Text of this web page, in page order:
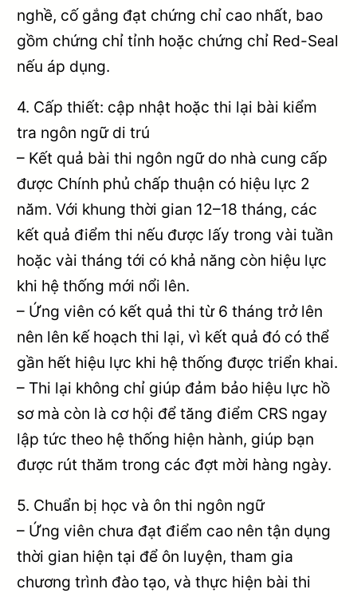
nghề, cố gắng đạt chứng chỉ cao nhất, bao
gồm chứng chỉ tỉnh hoặc chứng chỉ Red-Seal
nếu áp dụng.
4. Cấp thiết: cập nhật hoặc thi lại bài kiểm
tra ngôn ngữ di trú
– Kết quả bài thi ngôn ngữ do nhà cung cấp
được Chính phủ chấp thuận có hiệu lực 2
năm. Với khung thời gian 12–18 tháng, các
kết quả điểm thi nếu được lấy trong vài tuần
hoặc vài tháng tới có khả năng còn hiệu lực
khi hệ thống mới nổi lên.
– Ứng viên có kết quả thi từ 6 tháng trở lên
nên lên kế hoạch thi lại, vì kết quả đó có thể
gần hết hiệu lực khi hệ thống được triển khai.
– Thi lại không chỉ giúp đảm bảo hiệu lực hồ
sơ mà còn là cơ hội để tăng điểm CRS ngay
lập tức theo hệ thống hiện hành, giúp bạn
được rút thăm trong các đợt mời hàng ngày.
5. Chuẩn bị học và ôn thi ngôn ngữ
– Ứng viên chưa đạt điểm cao nên tận dụng
thời gian hiện tại để ôn luyện, tham gia
chương trình đào tạo, và thực hiện bài thi